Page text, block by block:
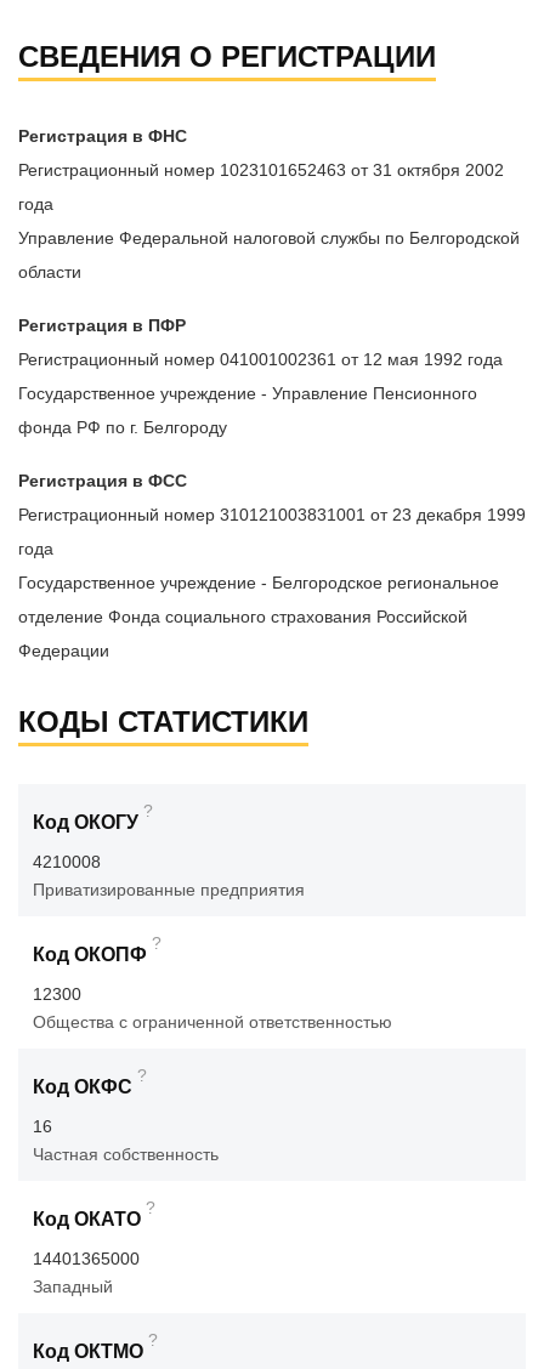
СВЕДЕНИЯ О РЕГИСТРАЦИИ
Регистрация в ФНС
Регистрационный номер 1023101652463 от 31 октября 2002
года
Управление Федеральной налоговой службы по Белгородской
области
Регистрация в ПФР
Регистрационный номер 041001002361 от 12 мая 1992 года
Государственное учреждение - Управление Пенсионного
фонда РФ по г. Белгороду
Регистрация в ФСС
Регистрационный номер 310121003831001 от 23 декабря 1999
года
Государственное учреждение - Белгородское региональное
отделение Фонда социального страхования Российской
Федерации
КОДЫ СТАТИСТИКИ
Код ОКОГУ
?
4210008
Приватизированные предприятия
Код ОКОПФ
?
12300
Общества с ограниченной ответственностью
Код ОКФС
?
16
Частная собственность
Код ОКАТО
?
14401365000
Западный
Код ОКТМО
?